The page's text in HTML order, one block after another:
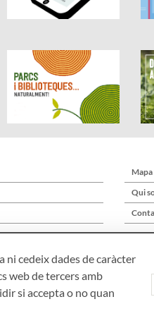
Qui
de Biblioteques. Zamora, 73. 08018
cedeix dades de caràcter
web de tercers amb
si accepta o no quan